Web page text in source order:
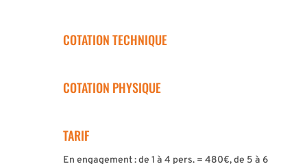
COTATION TECHNIQUE
COTATION PHYSIQUE
TARIF
En engagement : de 1 à 4 pers. = 480€, de 5 à 6